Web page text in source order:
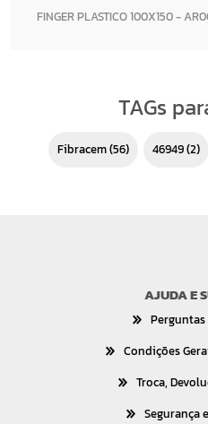
FINGER PLASTICO 100X150 -
TAGs
Fibracem(56) 46949(2)
AJUDA E
Condições
Troca,
Segurança